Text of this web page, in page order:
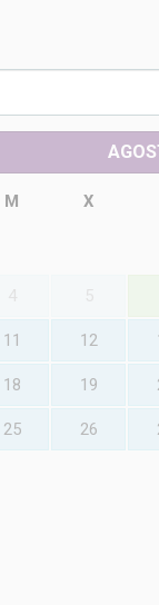
M X
11 12
18 19
25 26